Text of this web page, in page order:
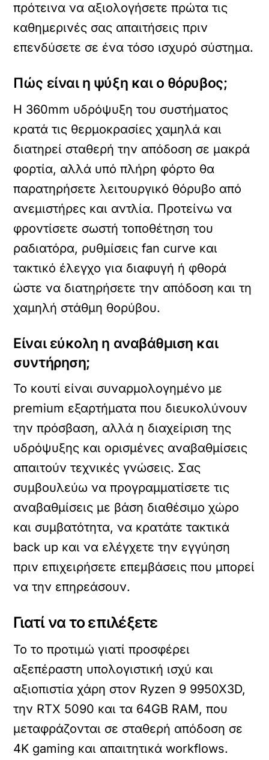
πρότεινα να αξιολογήσετε πρώτα τις
καθημερινές σας απαιτήσεις πριν
επενδύσετε σε ένα τόσο ισχυρό σύστημα.
Πώς είναι η ψύξη και ο θόρυβος;
Η 360mm υδρόψυξη του συστήματος
κρατά τις θερμοκρασίες χαμηλά και
διατηρεί σταθερή την απόδοση σε μακρά
φορτία, αλλά υπό πλήρη φόρτο θα
παρατηρήσετε λειτουργικό θόρυβο από
ανεμιστήρες και αντλία. Προτείνω να
φροντίσετε σωστή τοποθέτηση του
ραδιατόρα, ρυθμίσεις fan curve και
τακτικό έλεγχο για διαφυγή ή φθορά
ώστε να διατηρήσετε την απόδοση και τη
χαμηλή στάθμη θορύβου.
Είναι εύκολη η αναβάθμιση και
συντήρηση;
Το κουτί είναι συναρμολογημένο με
premium εξαρτήματα που διευκολύνουν
την πρόσβαση, αλλά η διαχείριση της
υδρόψυξης και ορισμένες αναβαθμίσεις
απαιτούν τεχνικές γνώσεις. Σας
συμβουλεύω να προγραμματίσετε τις
αναβαθμίσεις με βάση διαθέσιμο χώρο
και συμβατότητα, να κρατάτε τακτικά
back up και να ελέγχετε την εγγύηση
πριν επιχειρήσετε επεμβάσεις που μπορεί
να την επηρεάσουν.
Γιατί να το επιλέξετε
Το το προτιμώ γιατί προσφέρει
αξεπέραστη υπολογιστική ισχύ και
αξιοπιστία χάρη στον Ryzen 9 9950X3D,
την RTX 5090 και τα 64GB RAM, που
μεταφράζονται σε σταθερή απόδοση σε
4K gaming και απαιτητικά workflows.